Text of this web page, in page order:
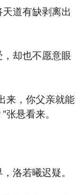
道有缺剥离出
却也不愿意眼
，你父亲就能
张悬看来。
洛若曦迟疑。